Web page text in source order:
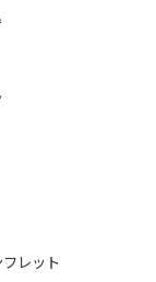
レット